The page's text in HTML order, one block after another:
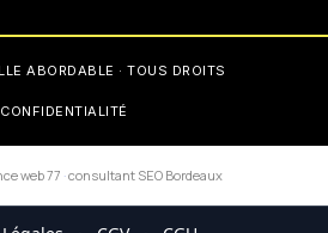
ABORDABLE · TOUS DROITS
CONFIDENTIALITÉ
web 77 ·consultant SEO Bordeaux